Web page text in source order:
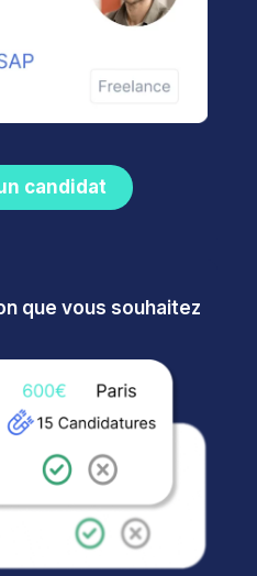
candidat
que vous souhaitez